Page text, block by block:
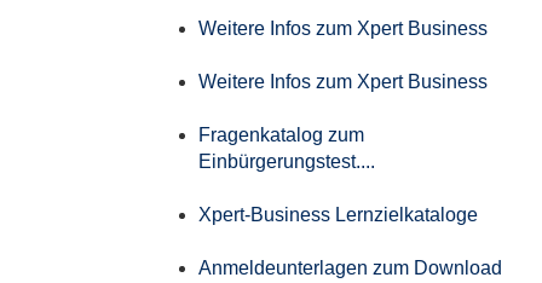
Weitere Infos zum Xpert Business
Weitere Infos zum Xpert Business
Fragenkatalog zum
Einbürgerungstest....
Xpert-Business Lernzielkataloge
Anmeldeunterlagen zum Download